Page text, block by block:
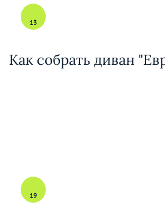
13
Как собрать диван
19